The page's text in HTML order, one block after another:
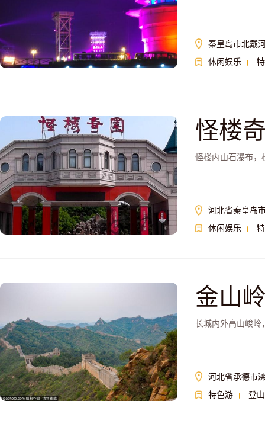
秦皇岛市北戴
休闲娱乐
怪楼
怪楼内山石瀑布
河北省秦皇岛
休闲娱乐
金山
长城内外高山峻岭
河北省承德市
特色游
登山